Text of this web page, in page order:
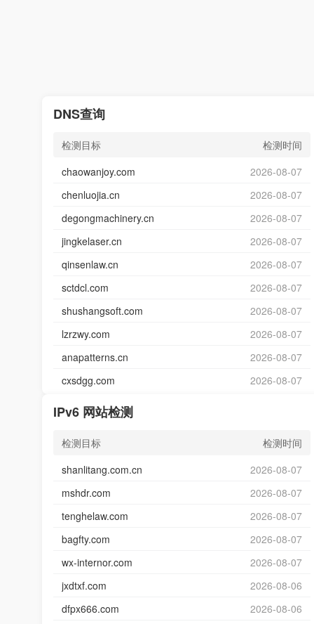
DNS查询
检测目标
检测时间
chaowanjoy.com
2026-08-07
chenluojia.cn
2026-08-07
degongmachinery.cn
2026-08-07
jingkelaser.cn
2026-08-07
qinsenlaw.cn
2026-08-07
sctdcl.com
2026-08-07
shushangsoft.com
2026-08-07
lzrzwy.com
2026-08-07
anapatterns.cn
2026-08-07
cxsdgg.com
2026-08-07
IPv6 网站检测
检测目标
检测时间
shanlitang.com.cn
2026-08-07
mshdr.com
2026-08-07
tenghelaw.com
2026-08-07
bagfty.com
2026-08-07
wx-internor.com
2026-08-07
jxdtxf.com
2026-08-06
dfpx666.com
2026-08-06